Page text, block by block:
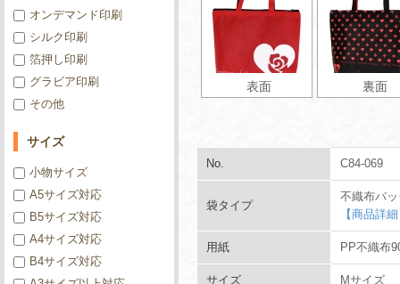
表面 裏面
No. C84-069
袋タイプ
不織布バ
【商品詳
用紙 PP不織布
サイズ Mサイズ
オンデマンド印刷
シルク印刷
箔押し印刷
グラビア印刷
その他
サイズ
小物サイズ
A5サイズ対応
B5サイズ対応
A4サイズ対応
B4サイズ対応